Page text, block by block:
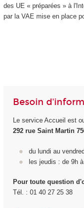
des UE « préparées » à
par la VAE mise en place
Besoin
Le service Accueil est
292 rue Saint Martin
du lundi au
les jeudis : de 9h
Pour toute question
Tél. : 01 40 27 25 38